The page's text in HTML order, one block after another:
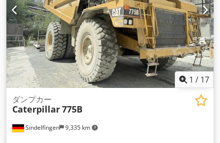
1 / 17
Sindelfingen 9,335 km
ダンプカー
Caterpillar775B